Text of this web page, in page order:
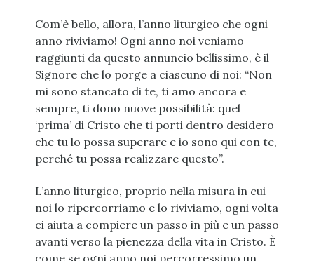
Com’è bello, allora, l’anno liturgico che ogni
anno riviviamo! Ogni anno noi veniamo
raggiunti da questo annuncio bellissimo, è il
Signore che lo porge a ciascuno di noi: “Non
mi sono stancato di te, ti amo ancora e
sempre, ti dono nuove possibilità: quel
‘prima’ di Cristo che ti porti dentro desidero
che tu lo possa superare e io sono qui con te,
perché tu possa realizzare questo”.
L’anno liturgico, proprio nella misura in cui
noi lo ripercorriamo e lo riviviamo, ogni volta
ci aiuta a compiere un passo in più e un passo
avanti verso la pienezza della vita in Cristo. È